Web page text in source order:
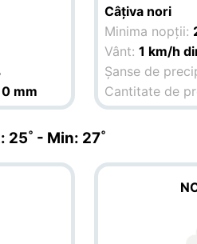
0 mm
Câțiva nori
Minima nopții:
Vânt:1 km/h
Șanse de
Cantitate de
25˚ - Min: 27˚